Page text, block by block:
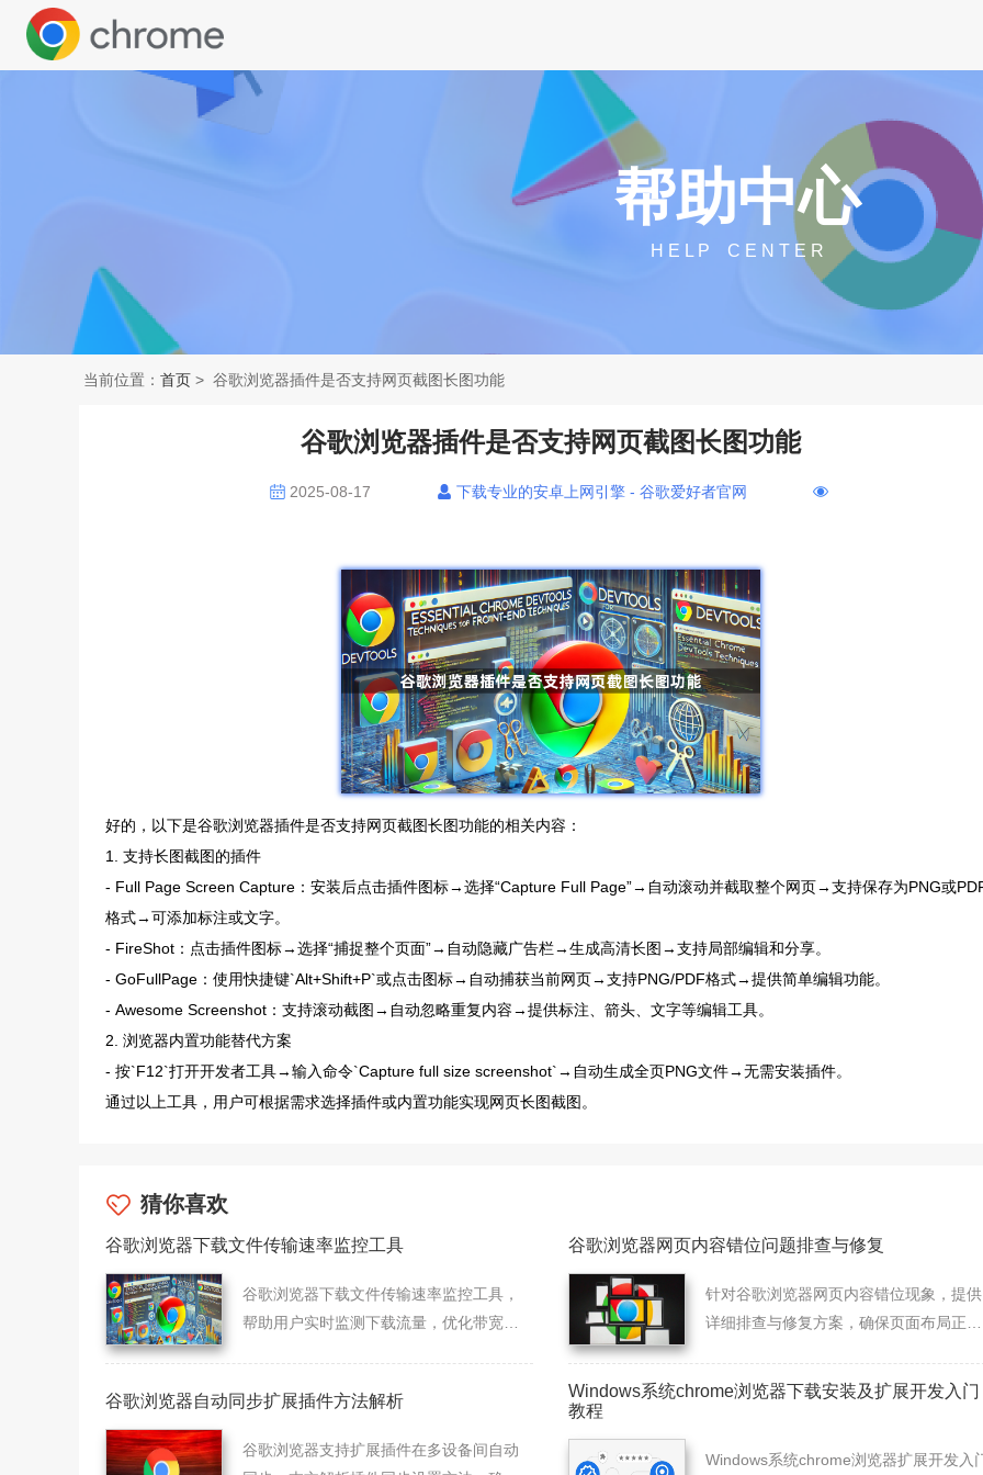
帮助中心
H E L P C E N T E R
当前位置： 首页 > 谷歌浏览器插件是否支持网页截图长图功能
谷歌浏览器插件是否支持网页截图长图功能
2025-08-17 下载专业的安卓上网引擎 - 谷歌爱好者官网
好的，以下是谷歌浏览器插件是否支持网页截图长图功能的相关内容：
1. 支持长图截图的插件
- Full Page Screen Capture：安装后点击插件图标→选择“Capture Full Page”→自动滚动并截取整个网页→支持保存为PNG或
格式→可添加标注或文字。
- FireShot：点击插件图标→选择“捕捉整个页面”→自动隐藏广告栏→生成高清长图→支持局部编辑和分享。
- GoFullPage：使用快捷键`Alt+Shift+P`或点击图标→自动捕获当前网页→支持PNG/PDF格式→提供简单编辑功能。
- Awesome Screenshot：支持滚动截图→自动忽略重复内容→提供标注、箭头、文字等编辑工具。
2. 浏览器内置功能替代方案
- 按`F12`打开开发者工具→输入命令`Capture full size screenshot`→自动生成全页PNG文件→无需安装插件。
通过以上工具，用户可根据需求选择插件或内置功能实现网页长图截图。
猜你喜欢
谷歌浏览器下载文件传输速率监控工具
谷歌浏览器下载文件传输速率监控工具，
帮助用户实时监测下载流量，优化带宽使
谷歌浏览器网页内容错位问题排查与修复
针对谷歌浏览器网页内容错位现象，提供
详细排查与修复方案，确保页面布局正常
谷歌浏览器自动同步扩展插件方法解析
谷歌浏览器支持扩展插件在多设备间自动
Windows系统chrome浏览器下载安装及扩展开发入门
教程
Windows系统chrome浏览器扩展开发入